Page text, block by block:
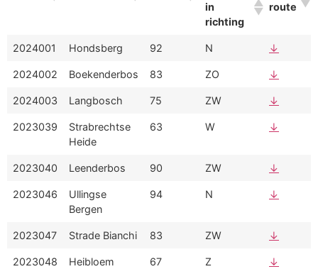
in
richting
route
2024001 Hondsberg 92 N ↓
2024002 Boekenderbos 83 ZO ↓
2024003 Langbosch 75 ZW ↓
2023039
Strabrechtse
Heide
63 W ↓
2023040 Leenderbos 90 ZW ↓
2023046
Ullingse
Bergen
94 N ↓
2023047 Strade Bianchi 83 ZW ↓
2023048 Heibloem 67 Z ↓